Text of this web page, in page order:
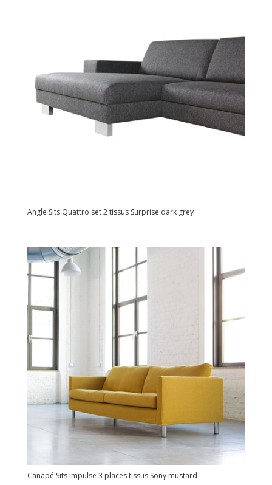
Angle Sits Quattro set 2 tissus Surprise dark grey
Canapé Sits Impulse 3 places tissus Sony mustard